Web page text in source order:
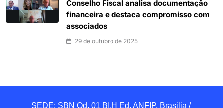
Conselho Fiscal analisa documentação
financeira e destaca compromisso com
associados
29 de outubro de 2025
SEDE: SBN Qd. 01 BI.H Ed. ANFIP, Brasilia /